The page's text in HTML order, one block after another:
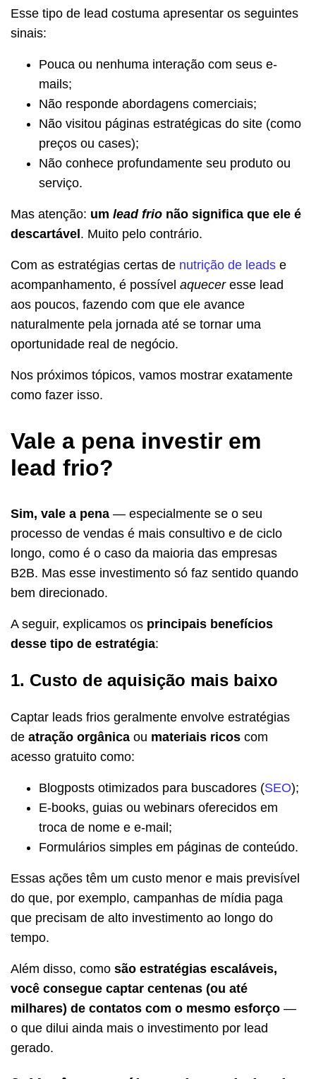
Esse tipo de lead costuma apresentar os seguintes
sinais:
Pouca ou nenhuma interação com seus e-
mails;
Não responde abordagens comerciais;
Não visitou páginas estratégicas do site (como
preços ou cases);
Não conhece profundamente seu produto ou
serviço.
Mas atenção: um lead frio não significa que ele é
descartável. Muito pelo contrário.
Com as estratégias certas de nutrição de leads e
acompanhamento, é possível aqueceresse lead
aos poucos, fazendo com que ele avance
naturalmente pela jornada até se tornar uma
oportunidade real de negócio.
Nos próximos tópicos, vamos mostrar exatamente
como fazer isso.
Vale a pena investir em
lead frio?
Sim, vale a pena — especialmente se o seu
processo de vendas é mais consultivo e de ciclo
longo, como é o caso da maioria das empresas
B2B. Mas esse investimento só faz sentido quando
bem direcionado.
A seguir, explicamos os principais benefícios
desse tipo de estratégia:
1. Custo de aquisição mais baixo
Captar leads frios geralmente envolve estratégias
de atração orgânica ou materiais ricos com
acesso gratuito como:
Blogposts otimizados para buscadores (SEO);
E-books, guias ou webinars oferecidos em
troca de nome e e-mail;
Formulários simples em páginas de conteúdo.
Essas ações têm um custo menor e mais previsível
do que, por exemplo, campanhas de mídia paga
que precisam de alto investimento ao longo do
tempo.
Além disso, como são estratégias escaláveis,
você consegue captar centenas (ou até
milhares) de contatos com o mesmo esforço —
o que dilui ainda mais o investimento por lead
gerado.